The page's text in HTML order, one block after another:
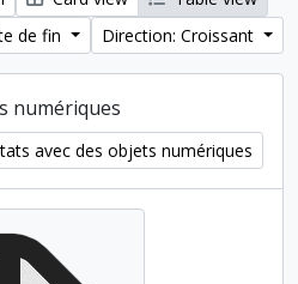
de fin
Direction: Croissant
numériques
avec des objets numériques